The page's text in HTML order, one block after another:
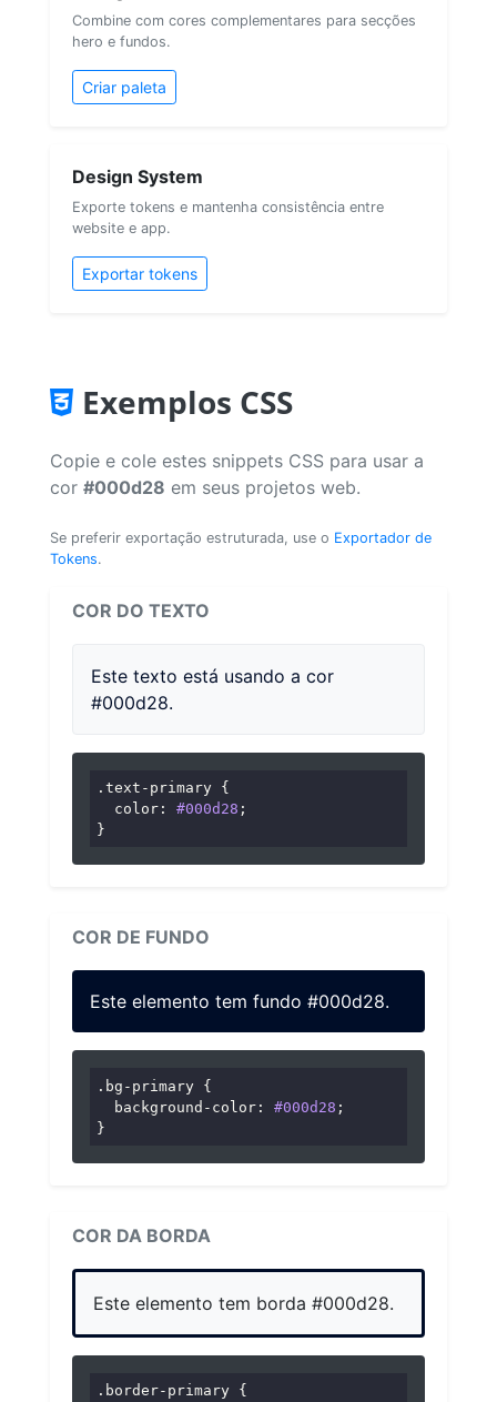
Combine com cores complementares para secções
hero e fundos.
Criar paleta
Design System
Exporte tokens e mantenha consistência entre
website e app.
Exportar tokens
Exemplos CSS
Copie e cole estes snippets CSS para usar a
cor #000d28 em seus projetos web.
Se preferir exportação estruturada, use o Exportador de
Tokens.
COR DO TEXTO
Este texto está usando a cor
#000d28.
.text-primary {
color : #000d28 ;
}
COR DE FUNDO
Este elemento tem fundo #000d28.
.bg-primary {
background-color : #000d28 ;
}
COR DA BORDA
Este elemento tem borda #000d28.
.border-primary {